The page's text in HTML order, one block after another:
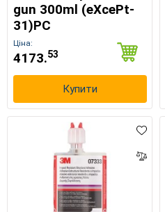
gun 300ml (eXcePt-
31)PC
Ціна:
4173.53
Купити